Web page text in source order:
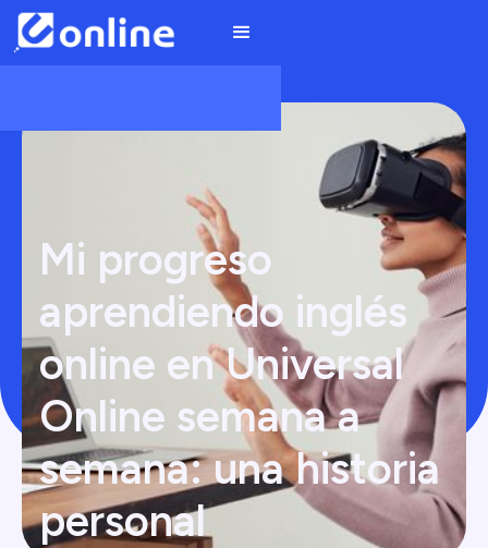
Mi progreso
aprendiendo inglés
online en Universal
Online semana a
semana: una historia
personal